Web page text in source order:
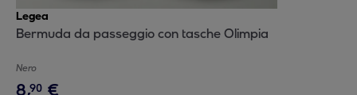
Legea
Bermuda da passeggio con tasche Olimpia
Nero
8,90 €